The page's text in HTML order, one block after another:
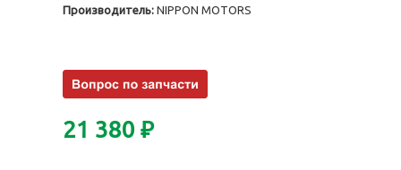
Производитель: NIPPON MOTORS
21 380 ₽